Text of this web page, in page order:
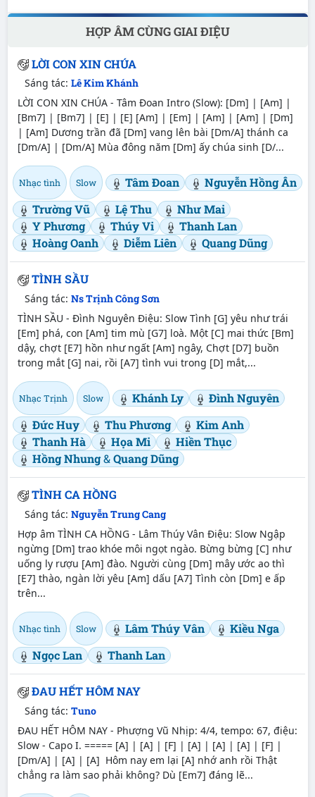
HỢP ÂM CÙNG GIAI ĐIỆU
LỜI CON XIN CHÚA
Sáng tác: Lê Kim Khánh
LỜI CON XIN CHÚA - Tâm Đoan Intro (Slow): [Dm] | [Am] |
[Bm7] | [Bm7] | [E] | [E] [Am] | [Em] | [Am] | [Am] | [Dm]
| [Am] Dương trần đã [Dm] vang lên bài [Dm/A] thánh ca
[Dm/A] | [Dm/A] Mùa đông năm [Dm] ấy chúa sinh [D/...
Nhạc tình Slow Tâm Đoan
Nguyễn Hồng Ân
Trường Vũ
Lệ Thu
Như Mai
Y Phương
Thúy Vi
Thanh Lan
Hoàng Oanh
Diễm Liên Quang Dũng
TÌNH SẦU
Sáng tác: Ns Trịnh Công Sơn
TÌNH SẦU - Đình Nguyên Điệu: Slow Tình [G] yêu như trái
[Em] phá, con [Am] tim mù [G7] loà. Một [C] mai thức [Bm]
dậy, chợt [E7] hồn như ngất [Am] ngây, Chợt [D7] buồn
trong mắt [G] nai, rồi [A7] tình vui trong [D] mắt,...
Nhạc Trịnh Slow Khánh Ly
Đình Nguyên
Đức Huy
Thu Phương
Kim Anh
Thanh Hà
Họa Mi
Hiền Thục
Hồng Nhung&Quang Dũng
TÌNH CA HỒNG
Sáng tác: Nguyễn Trung Cang
Hợp âm TÌNH CA HỒNG - Lâm Thúy Vân Điệu: Slow Ngập
ngừng [Dm] trao khóe môi ngọt ngào. Bừng bừng [C] như
uống ly rượu [Am] đào. Người cùng [Dm] mây ước ao thì
[E7] thào, ngàn lời yêu [Am] dấu [A7] Tình còn [Dm] e ấp
trên...
Nhạc tình Slow Lâm Thúy Vân
Kiều Nga
Ngọc Lan
Thanh Lan
ĐAU HẾT HÔM NAY
Sáng tác: Tuno
ĐAU HẾT HÔM NAY - Phượng Vũ Nhịp: 4/4, tempo: 67, điệu:
Slow - Capo I. ===== [A] | [A] | [F] | [A] | [A] | [A] | [F] |
[Dm/A] | [A] | [A] Hôm nay em lại [A] nhớ anh rồi Thật
chẳng ra làm sao phải không? Dù [Em7] đáng lẽ...